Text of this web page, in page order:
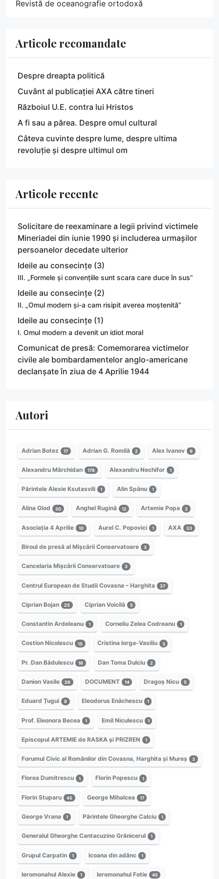
Revistă de oceanografie ortodoxă
Articole recomandate
Despre dreapta politică
Cuvânt al publicației AXA către tineri
Războiul U.E. contra lui Hristos
A fi sau a părea. Despre omul cultural
Câteva cuvinte despre lume, despre ultima
revoluție și despre ultimul om
Articole recente
Solicitare de reexaminare a legii privind victimele
Mineriadei din iunie 1990 și includerea urmașilor
persoanelor decedate ulterior
Ideile au consecințe (3)
III. „Formele și convențiile sunt scara care duce în sus”
Ideile au consecințe (2)
II. „Omul modern și-a cam risipit averea moștenită”
Ideile au consecințe (1)
I. Omul modern a devenit un idiot moral
Comunicat de presă: Comemorarea victimelor
civile ale bombardamentelor anglo-americane
declanșate în ziua de 4 Aprilie 1944
Autori
Adrian Botez 17 Adrian G. Romilă 2 Alex Ivanov 9
Alexandru Mărchidan 178 Alexandru Nechifor 1
Părintele Alexie Ksutasvili 1 Alin Spânu 1
Alina Glod 30 Anghel Rugină 12 Artemie Popa 3
Asociația 4 Aprilie 10 Aurel C. Popovici 1 AXA 33
Biroul de presă al Mișcării Conservatoare 3
Cancelaria Mișcării Conservatoare 3
Centrul European de Studii Covasna – Harghita 37
Ciprian Bojan 25 Ciprian Voicilă 5
Constantin Ardeleanu 1 Corneliu Zelea Codreanu 1
Costion Nicolescu 15 Cristina Iorga-Vasiliu 3
Pr. Dan Bădulescu 16 Dan Toma Dulciu 2
Danion Vasile 26 DOCUMENT 14 Dragoș Nicu 5
Eduard Țugui 8 Eleodorus Enăchescu 1
Prof. Eleonora Becea 1 Emil Niculescu 1
Episcopul ARTEMIE de RASKA și PRIZREN 1
Forumul Civic al Românilor din Covasna, Harghita și Mureș 3
Florea Dumitrescu 1 Florin Popescu 1
Florin Stuparu 45 George Mihalcea 17
George Vrana 1 Părintele Gheorghe Calciu 1
Generalul Gheorghe Cantacuzino Grănicerul 1
Grupul Carpatin 1 Icoana din adânc 1
Ieromonahul Alexie 1 Ieromonahul Fotie 45